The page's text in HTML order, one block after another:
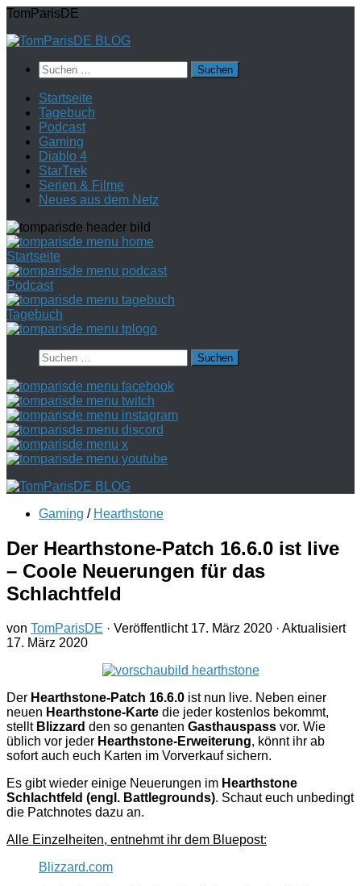
Zum
springen
TomParisDE
Suchen
nach:
Startseite
Tagebuch
Podcast
Gaming
Diablo 4
StarTrek
Serien & Filme
Neues aus dem Netz
Startseite
Podcast
Tagebuch
Suchen
nach:
Gaming / Hearthstone
Der Hearthstone-Patch 16.6.0 ist live
– Coole Neuerungen für das
Schlachtfeld
von TomParisDE · Veröffentlicht 17. März 2020 · Aktualisiert
17. März 2020
Der Hearthstone-Patch 16.6.0 ist nun live. Neben einer
neuen Hearthstone-Karte die jeder kostenlos bekommt,
stellt Blizzard den so genanten Gasthauspass vor. Wie
üblich vor jeder Hearthstone-Erweiterung, könnt ihr ab
sofort auch euch Karten im Vorverkauf sichern.
Es gibt wieder einige Neuerungen im Hearthstone
Schlachtfeld (engl. Battlegrounds). Schaut euch unbedingt
die Patchnotes dazu an.
Alle Einzelheiten, entnehmt ihr dem Bluepost:
Blizzard.com